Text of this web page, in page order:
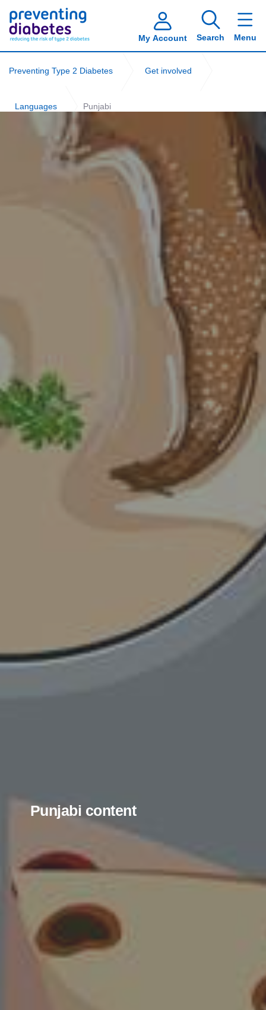
My Account Search Menu
Preventing Type 2 Diabetes Get involved
Languages Punjabi
Punjabi content